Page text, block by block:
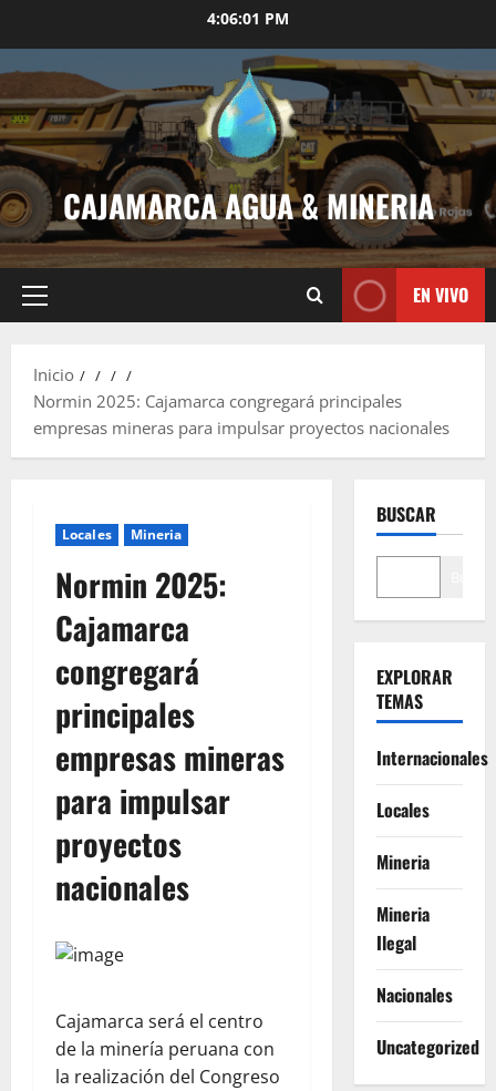
4:06:01 PM
CAJAMARCA AGUA & MINERIA
EN VIVO
Inicio
Normin 2025: Cajamarca congregará principales
empresas mineras para impulsar proyectos nacionales
Locales Mineria
Normin 2025:
Cajamarca
congregará
principales
empresas mineras
para impulsar
proyectos
nacionales
Cajamarca será el centro
de la minería peruana con
la realización del Congreso
BUSCAR
EXPLORAR
TEMAS
Internacionales
Locales
Mineria
Mineria
Ilegal
Nacionales
Uncategorized